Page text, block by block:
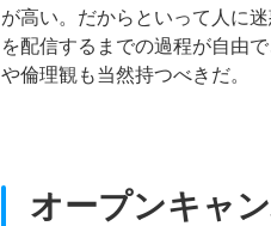
が高い。だからといって人に
を配信するまでの過程が自由
や倫理観も当然持つべきだ。
オープンキャ